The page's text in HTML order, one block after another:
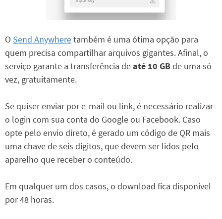
O Send Anywheretambém é uma ótima opção para
quem precisa compartilhar arquivos gigantes. Afinal, o
serviço garante a transferência de até 10 GBde uma só
vez, gratuitamente.
Se quiser enviar por e-mail ou link, é necessário realizar
o login com sua conta do Google ou Facebook. Caso
opte pelo envio direto, é gerado um código de QR mais
uma chave de seis dígitos, que devem ser lidos pelo
aparelho que receber o conteúdo.
Em qualquer um dos casos, o download fica disponível
por 48 horas.